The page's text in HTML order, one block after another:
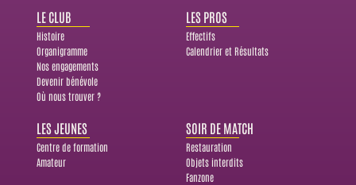
LE CLUB
Histoire
Organigramme
Nos engagements
Devenir bénévole
Où nous trouver ?
LES PROS
Effectifs
Calendrier et Résultats
LES JEUNES
Centre de formation
Amateur
SOIR DE MATCH
Restauration
Objets interdits
Fanzone